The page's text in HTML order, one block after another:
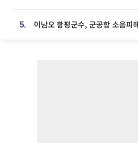
5. 이남오 함평군수, 군공항 소음피